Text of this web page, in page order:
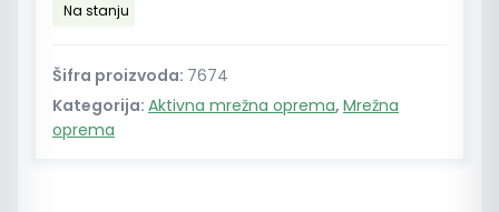
pristupna
Wi-
6
4x4
Na stanju
Šifra proizvoda: 7674
Kategorija: Aktivna mrežna oprema, Mrežna
oprema